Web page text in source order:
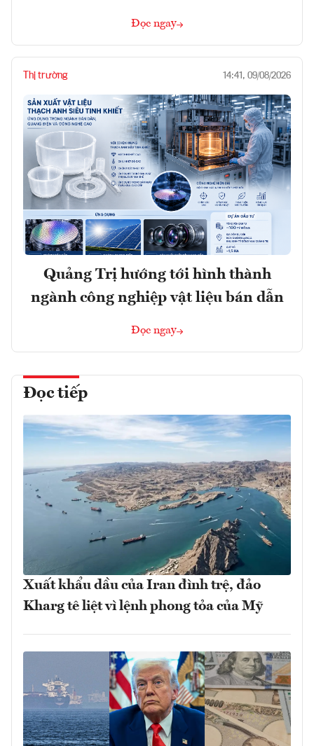
Đọc ngay
Thị trường 14:41, 09/08/2026
Quảng Trị hướng tới hình thành
ngành công nghiệp vật liệu bán dẫn
Đọc ngay
Đọc tiếp
Xuất khẩu dầu của Iran đình trệ, đảo
Kharg tê liệt vì lệnh phong tỏa của Mỹ